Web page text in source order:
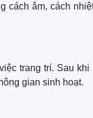
cách âm, cách
trang trí. Sau
gian sinh hoạt.